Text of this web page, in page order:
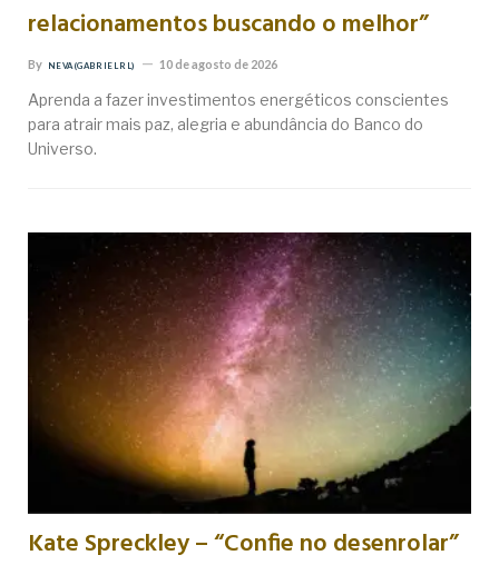
relacionamentos buscando o melhor”
By NEVA (GABRIEL RL) 10 de agosto de 2026
Aprenda a fazer investimentos energéticos conscientes
para atrair mais paz, alegria e abundância do Banco do
Universo.
Kate Spreckley – “Confie no desenrolar”